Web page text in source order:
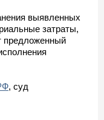
выявленных
затраты,
предложенный
, суд